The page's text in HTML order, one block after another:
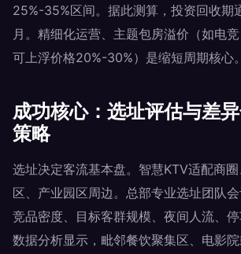
25%-35%区间。据此测算，投资回收期
月。精细化运营、主题包房溢价（如电
可上浮价格20%-30%）是缩短周期核心。
成功核心：选址评估与差
策略
选址决定客流基本盘。智慧KTV适配商
区、产业园区周边。总部专业选址团队
竞品密度、目标客群规模、夜间人流、停
数据分析显示，毗邻餐饮聚集区、电影